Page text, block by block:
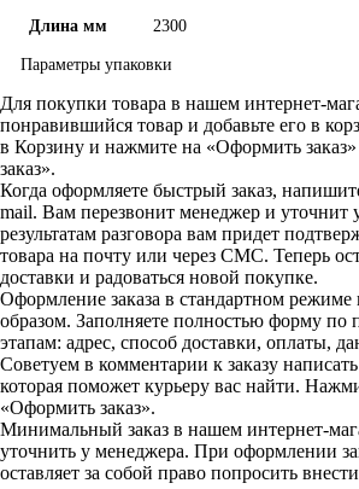
Длина мм
2300
Параметры упаковки
Для покупки товара в нашем интернет-
понравившийся товар и добавьте его в
в Корзину и нажмите на «Оформить
заказ».
Когда оформляете быстрый заказ,
mail. Вам перезвонит менеджер и уточнит
результатам разговора вам придет
товара на почту или через СМС. Теперь
доставки и радоваться новой покупке.
Оформление заказа в стандартном
образом. Заполняете полностью форму по
этапам: адрес, способ доставки, оплаты,
Советуем в комментарии к заказу
которая поможет курьеру вас найти.
«Оформить заказ».
Минимальный заказ в нашем интернет-
уточнить у менеджера. При оформлении
оставляет за собой право попросить